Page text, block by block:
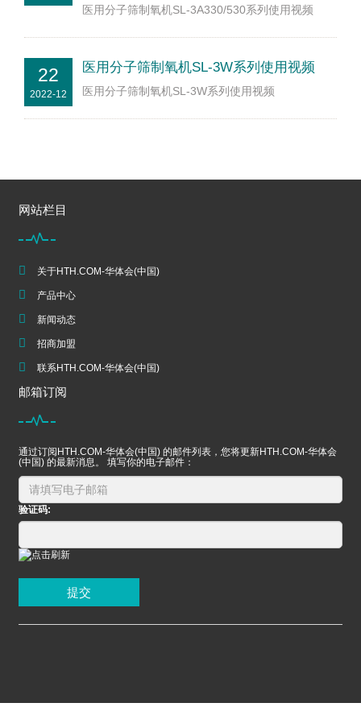
医用分子筛制氧机SL-3A330/530系列使用视频
22
2022-12
医用分子筛制氧机SL-3W系列使用视频
医用分子筛制氧机SL-3W系列使用视频
网站栏目
关于HTH.COM-华体会(中国)
产品中心
新闻动态
招商加盟
联系HTH.COM-华体会(中国)
邮箱订阅
通过订阅HTH.COM-华体会(中国) 的邮件列表，您将更新HTH.COM-华体会
(中国) 的最新消息。 填写你的电子邮件：
验证码:
提交